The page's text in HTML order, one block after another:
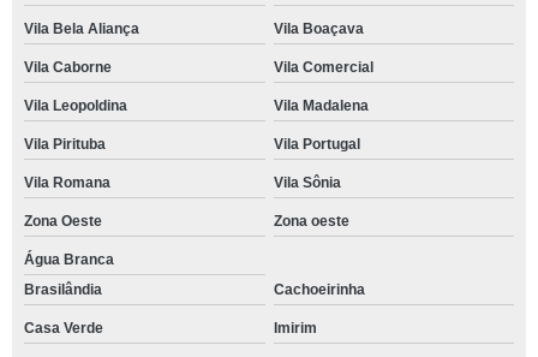
Vila Bela Aliança Vila Boaçava
Vila Caborne Vila Comercial
Vila Leopoldina Vila Madalena
Vila Pirituba Vila Portugal
Vila Romana Vila Sônia
Zona Oeste Zona oeste
Água Branca
Brasilândia
Cachoeirinha
Casa Verde Imirim